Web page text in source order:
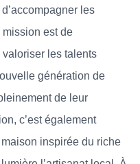
les
est de
les talents
génération de
de leur
c’est également
inspirée du riche